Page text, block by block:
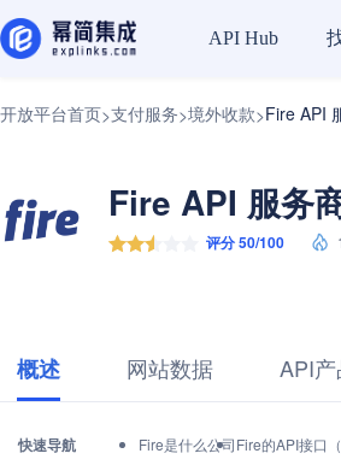
API Hub
开放平台首页>支付服务>境外收款>Fire API
Fire API 服务
评分 50/100
概述 网站数据 API产
快速导航 Fire是什么公司Fire的API接口